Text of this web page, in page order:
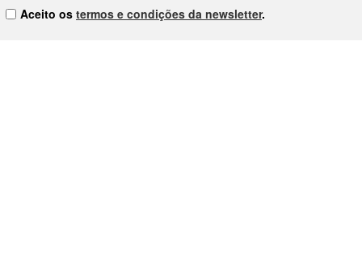
Aceito os termos e condições da newsletter.